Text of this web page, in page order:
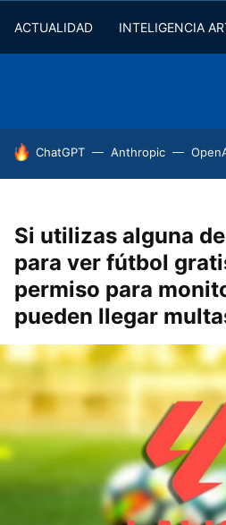
ACTUALIDAD INTELIGENCIA
HOY SE HABLA DE
ChatGPT Anthropic
Si utilizas alguna
para ver fútbol
permiso para
pueden llegar